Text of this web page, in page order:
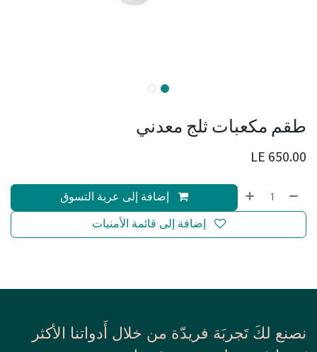
طقم مكعبات ثلج معدني
650.00
إضافة إلى عربة التسوق
إضافة إلى قائمة الأمنيات
نصنع لكَ تَجربَة فريدّة من خلال أَدواتنا الأكثر